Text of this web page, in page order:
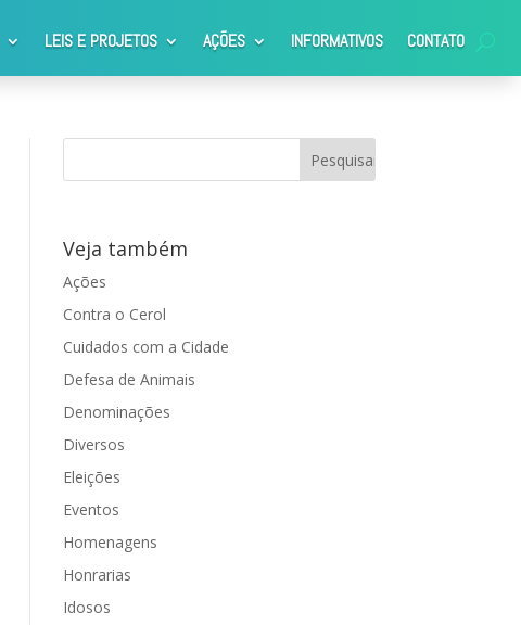
LEIS E PROJETOS AÇÕES INFORMATIVOS CONTATO
Veja também
Ações
Contra o Cerol
Cuidados com a Cidade
Defesa de Animais
Denominações
Diversos
Eleições
Eventos
Homenagens
Honrarias
Idosos